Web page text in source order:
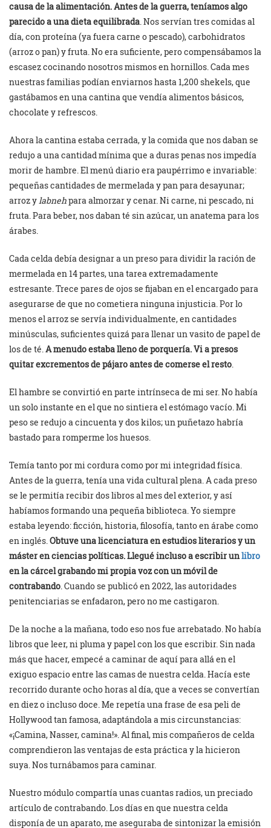
causa de la alimentación. Antes de la guerra, teníamos algo
parecido a una dieta equilibrada. Nos servían tres comidas al
día, con proteína (ya fuera carne o pescado), carbohidratos
(arroz o pan) y fruta. No era suficiente, pero compensábamos la
escasez cocinando nosotros mismos en hornillos. Cada mes
nuestras familias podían enviarnos hasta 1,200 shekels, que
gastábamos en una cantina que vendía alimentos básicos,
chocolate y refrescos.
Ahora la cantina estaba cerrada, y la comida que nos daban se
redujo a una cantidad mínima que a duras penas nos impedía
morir de hambre. El menú diario era paupérrimo e invariable:
pequeñas cantidades de mermelada y pan para desayunar;
arroz ylabnehpara almorzar y cenar. Ni carne, ni pescado, ni
fruta. Para beber, nos daban té sin azúcar, un anatema para los
árabes.
Cada celda debía designar a un preso para dividir la ración de
mermelada en 14 partes, una tarea extremadamente
estresante. Trece pares de ojos se fijaban en el encargado para
asegurarse de que no cometiera ninguna injusticia. Por lo
menos el arroz se servía individualmente, en cantidades
minúsculas, suficientes quizá para llenar un vasito de papel de
los de té.A menudo estaba lleno de porquería. Vi a presos
quitar excrementos de pájaro antes de comerse el resto.
El hambre se convirtió en parte intrínseca de mi ser. No había
un solo instante en el que no sintiera el estómago vacío. Mi
peso se redujo a cincuenta y dos kilos; un puñetazo habría
bastado para romperme los huesos.
Temía tanto por mi cordura como por mi integridad física.
Antes de la guerra, tenía una vida cultural plena. A cada preso
se le permitía recibir dos libros al mes del exterior, y así
habíamos formando una pequeña biblioteca. Yo siempre
estaba leyendo: ficción, historia, filosofía, tanto en árabe como
en inglés.Obtuve una licenciatura en estudios literarios y un
máster en ciencias políticas. Llegué incluso a escribir unlibro
en la cárcel grabando mi propia voz con un móvil de
contrabando. Cuando se publicó en 2022, las autoridades
penitenciarias se enfadaron, pero no me castigaron.
De la noche a la mañana, todo eso nos fue arrebatado. No había
libros que leer, ni pluma y papel con los que escribir. Sin nada
más que hacer, empecé a caminar de aquí para allá en el
exiguo espacio entre las camas de nuestra celda. Hacía este
recorrido durante ocho horas al día, que a veces se convertían
en diez o incluso doce. Me repetía una frase de esa peli de
Hollywood tan famosa, adaptándola a mis circunstancias:
«¡Camina, Nasser, camina!». Al final, mis compañeros de celda
comprendieron las ventajas de esta práctica y la hicieron
suya. Nos turnábamos para caminar.
Nuestro módulo compartía unas cuantas radios, un preciado
artículo de contrabando. Los días en que nuestra celda
disponía de un aparato, me aseguraba de sintonizar la emisión